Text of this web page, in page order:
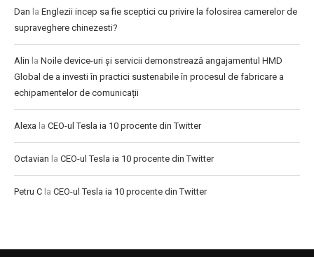
Dan la Englezii incep sa fie sceptici cu privire la folosirea camerelor de
supraveghere chinezesti?
Alin la Noile device-uri și servicii demonstrează angajamentul HMD
Global de a investi în practici sustenabile în procesul de fabricare a
echipamentelor de comunicații
Alexa la CEO-ul Tesla ia 10 procente din Twitter
Octavian la CEO-ul Tesla ia 10 procente din Twitter
Petru C la CEO-ul Tesla ia 10 procente din Twitter